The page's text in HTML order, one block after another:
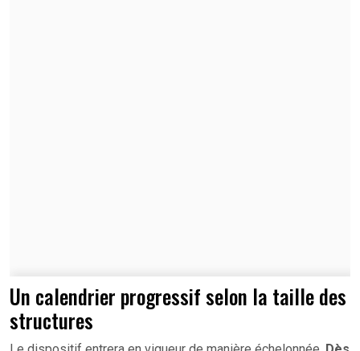
Un calendrier progressif selon la taille des
structures